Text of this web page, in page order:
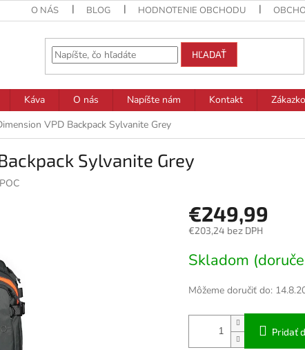
O NÁS BLOG HODNOTENIE OBCHODU
HĽADAŤ
Káva O nás Napíšte nám Kontakt
VPD Backpack Sylvanite Grey
Sylvanite Grey
POC
€249,99
€203,24 bez DPH
cena:
Skladom
Môžeme doručiť do:
Pridať